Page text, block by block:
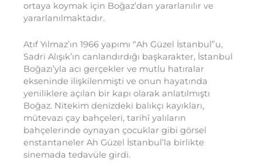
ortaya koymak için Boğaz’dan yararlanılır ve
yararlanılmaktadır.
Atıf Yılmaz’ın 1966 yapımı “Ah Güzel İstanbul”u,
Sadri Alışık’ın canlandırdığı başkarakter, İstanbul
Boğazı’yla acı gerçekler ve mutlu hatıralar
ekseninde ilişkilenmişti ve onun hayatında
yeniliklere açılan bir kapı olarak anlatılmıştı
Boğaz. Nitekim denizdeki balıkçı kayıkları,
mütevazı çay bahçeleri, tarihî yalıların
bahçelerinde oynayan çocuklar gibi görsel
enstantaneler Ah Güzel İstanbul’la birlikte
sinemada tedavüle girdi.